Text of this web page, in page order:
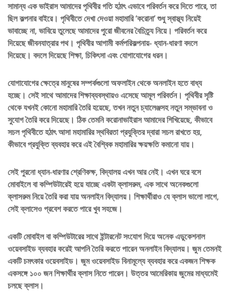
সামান্য এক ভাইরাস আমাদের পৃথিবীর গতি হঠাৎ এভাবে পরিবর্তন করে দিতে পারে, তা
ছিল কল্পনার বাইরে। পৃথিবীতে দেখা দেওয়া মহামারি ‘করোনা’ শুধু স্বাস্থ্য নিয়েই
ভাবাচ্ছে না, ভাবিয়ে তুলেছে আমাদের পুরো জীবনের বৈচিত্র্য নিয়ে। পরিবর্তন করে
দিয়েছে জীবনযাত্রার পথ। পৃথিবীর আগামী কর্মপরিকল্পনায়- ধ্যান-ধারণা বদলে
দিয়েছে। বদলে দিয়েছে শিক্ষা, চিকিৎসা এবং যোগাযোগের ধরন।
যোগাযোগের ক্ষেত্রে মানুষের সম্পর্কগুলো অফলাইন থেকে অনলাইন হতে বাধ্য
হচ্ছে। সেই সাথে আমাদের শিক্ষাব্যবস্থায়ও এসেছে আমূল পরিবর্তন। পৃথিবীর সৃষ্টি
থেকে যখনই কোনো মহামারি তৈরি হয়েছে, তখন নতুন চ্যালেঞ্জসহ নতুন সম্ভাবনা ও
সুযোগ তৈরি করে দিয়েছে। ঠিক তেমনি করোনাভাইরাস আমাদের শিখিয়েছে, কীভাবে
সচল পৃথিবীতে হঠাৎ আসা মহামারির স্থবিরতা প্রযুক্তির দ্বারা সচল রাখতে হয়,
কীভাবে প্রযুক্তি ব্যবহার করে এই বৈশ্বিক মহামারির ক্ষয়ক্ষতি কমানো যায়।
সেই পুরনো ধ্যান-ধারণার শ্রেণিকক্ষ, বিদ্যালয় এখন আর নেই। এখন ঘরে বসে
মোবাইলে বা কম্পিউটারেই হয়ে যাচ্ছে একটা ক্লাসরুম, এক সাথে অনেকগুলো
ক্লাসরুম নিয়ে তৈরি করা যায় অনলাইন বিদ্যালয়। শিক্ষার্থীরাও যে ক্লাস ভালো লাগে,
সেই ক্লাসেও প্রবেশ করতে পারে খুব সহজে।
একটি মোবাইল বা কম্পিউটারের সাথে ইন্টারনেট সংযোগ দিয়ে অনেক এডুকেশনাল
ওয়েবসাইড ব্যবহার করেই আপনি তৈরি করতে পারেন অনলাইন বিদ্যালয়। জুম তেমনই
একটি চমৎকার ওয়েবসাইড। জুম ওয়েবসাইড বিনামূল্যে ব্যবহার করে একজন শিক্ষক
একসঙ্গে ১০০ জন শিক্ষার্থীর ক্লাস নিতে পারেন। উত্তর আমেরিকায় জুমের মাধ্যমেই
চলছে ক্লাস।